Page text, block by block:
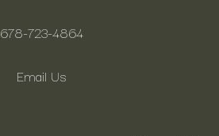
678-723-4864
Email Us